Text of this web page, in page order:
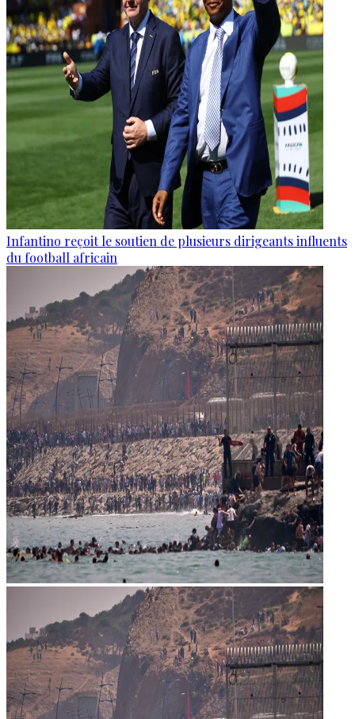
Infantino reçoit le soutien de plusieurs dirigeants influents
du football africain